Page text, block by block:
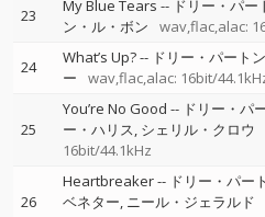
23 My Blue Tears -- ドリー・パー
ン・ル・ボン
wav,flac,alac:
24 What’s Up?-- ドリー・パートン
ー
wav,flac,alac: 16bit/
25
You’re No Good -- ドリー・パ
ー・ハリス シェリル・クロウ
16bit/44.1kHz
26
Heartbreaker-- ドリー・パー
ベネター ニール・ジェラルド